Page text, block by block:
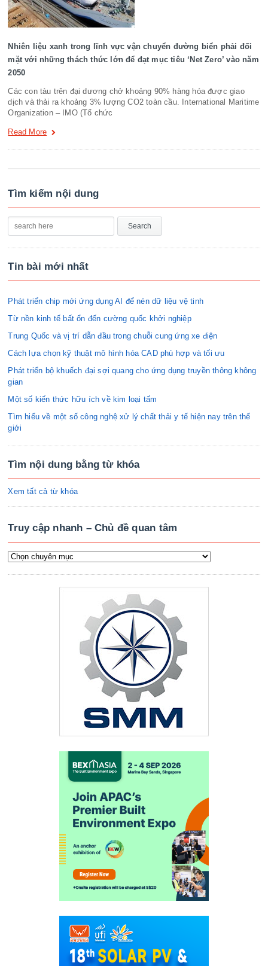
Nhiên liệu xanh trong lĩnh vực vận chuyển đường biển phải đối
mặt với những thách thức lớn để đạt mục tiêu ‘Net Zero’ vào năm
2050
Các con tàu trên đại dương chở khoảng 90% hàng hóa được giao
dịch và thải ra khoảng 3% lượng CO2 toàn cầu. International Maritime
Organization – IMO (Tổ chức
Read More
Tìm kiếm nội dung
Tin bài mới nhất
Phát triển chip mới ứng dụng AI để nén dữ liệu vệ tinh
Từ nền kinh tế bất ổn đến cường quốc khởi nghiệp
Trung Quốc và vị trí dẫn đầu trong chuỗi cung ứng xe điện
Cách lựa chọn kỹ thuật mô hình hóa CAD phù hợp và tối ưu
Phát triển bộ khuếch đại sợi quang cho ứng dụng truyền thông không
gian
Một số kiến thức hữu ích về kim loại tấm
Tìm hiểu về một số công nghệ xử lý chất thải y tế hiện nay trên thế
giới
Tìm nội dung bằng từ khóa
Xem tất cả từ khóa
Truy cập nhanh – Chủ đề quan tâm